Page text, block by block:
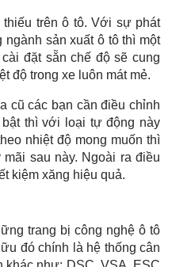
trên ô tô. Với sự phát
sản xuất ô tô thì một
đặt sẵn chế độ sẽ cung
độ trong xe luôn mát mẻ.
cũ các bạn cần điều chỉnh
thì với loại tự động này
nhiệt độ mong muốn thì
sau này. Ngoài ra điều
kiệm xăng hiệu quả.
trang bị công nghệ ô tô
đó chính là hệ thống cân